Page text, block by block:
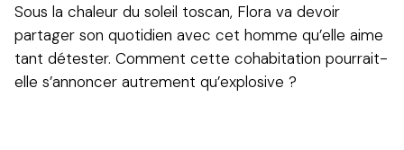
Sous la chaleur du soleil toscan, Flora va devoir
partager son quotidien avec cet homme qu’elle aime
tant détester. Comment cette cohabitation pourrait-
elle s’annoncer autrement qu’explosive ?